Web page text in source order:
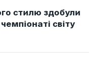
стилю здобули
світу